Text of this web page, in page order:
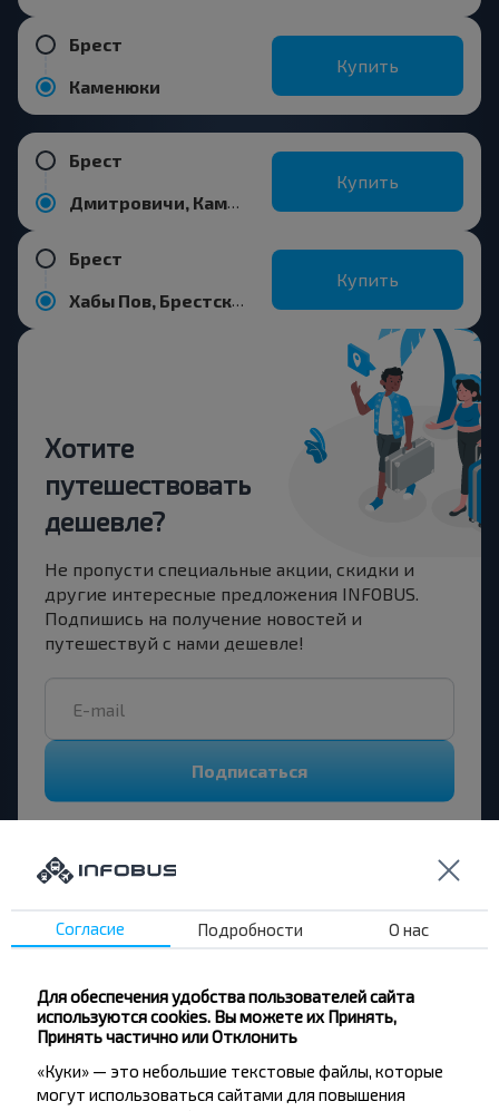
Брест
Каменюки
Купить
Брест
Дмитровичи, Каменецкий р-н БРЕСТСКАЯ ОБЛ.
Купить
Брест
Хабы Пов, Брестский р-н БРЕСТСКАЯ ОБЛ. Беларусь
Купить
Хотите
путешествовать
дешевле?
Не пропусти специальные акции, скидки и
другие интересные предложения INFOBUS.
Подпишись на получение новостей и
путешествуй с нами дешевле!
Подписаться
Отзывы пассажиров о перевозчиках
Римма
Приветливый водитель, рейс во
время, ехал аккуратно, я очень
довольна, все понравилось.
5,0
ИП "Годованый Д. Н."
Брест - Беловежская Пуща
-
Большой
Кондиционер Все
№9 г.Каменец» ОАО
"Брестоблавтотранс"
Согласие Подробности О нас
Для обеспечения удобства пользователей сайта
используются cookies. Вы можете их Принять,
Принять частично или Отклонить
«Куки» — это небольшие текстовые файлы, которые
могут использоваться сайтами для повышения